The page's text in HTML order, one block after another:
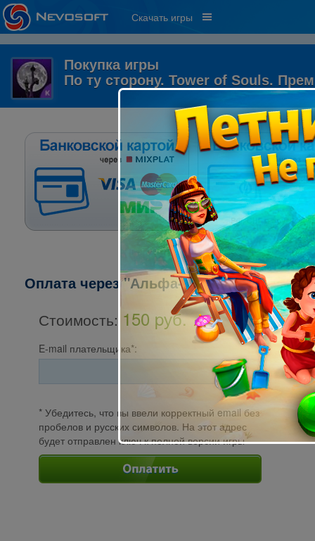
Скачать игры
Покупка игры
По ту сторону. Tower of Souls.
Оплата через "Альфа-клик":
Стоимость: 150 pуб.
E-mail плательщика*:
* Убедитесь, что вы ввели корректный email без
пробелов и русских символов. На этот адрес
будет отправлен ключ к полной версии игры